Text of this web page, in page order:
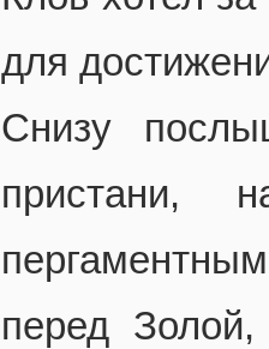
для
Снизу
пристани,
перед Золой,